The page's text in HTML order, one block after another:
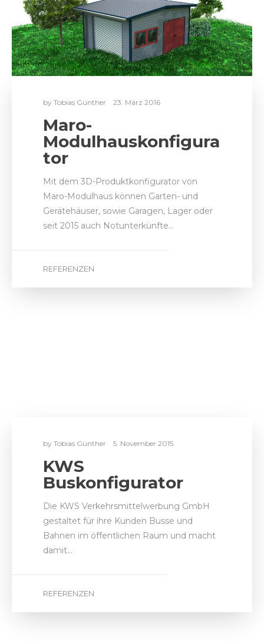
byTobias Günther 23. März 2016
Maro-
Modulhauskonfigura
tor
Mit dem 3D-Produktkonfigurator von
Maro-Modulhaus können Garten- und
Gerätehäuser, sowie Garagen, Lager oder
seit 2015 auch Notunterkünfte…
REFERENZEN
REFERENZEN